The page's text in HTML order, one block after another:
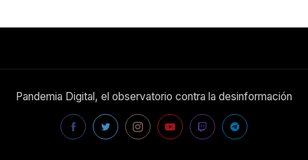
Pandemia Digital, el observatorio contra la desinformación